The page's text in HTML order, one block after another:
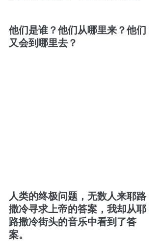
他们是谁？他们从哪里来？他们
又会到哪里去？
人类的终极问题，无数人来耶路
撒冷寻求上帝的答案，我却从耶
路撒冷街头的音乐中看到了答
案。